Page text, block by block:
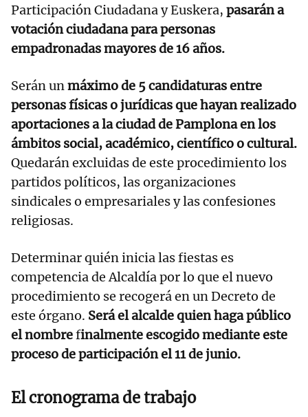
Participación Ciudadana y Euskera, pasarán a
votación ciudadana para personas
empadronadas mayores de 16 años.
Serán unmáximo de 5 candidaturas entre
personas físicas o jurídicas que hayan realizado
aportaciones a la ciudad de Pamplona en los
ámbitos social, académico, científico o cultural.
Quedarán excluidas de este procedimiento los
partidos políticos, las organizaciones
sindicales o empresariales y las confesiones
religiosas.
Determinar quién inicia las fiestas es
competencia de Alcaldía por lo que el nuevo
procedimiento se recogerá en un Decreto de
este órgano. Será el alcalde quien haga público
el nombrefinalmente escogido mediante este
proceso de participación el 11 de junio.
El cronograma de trabajo